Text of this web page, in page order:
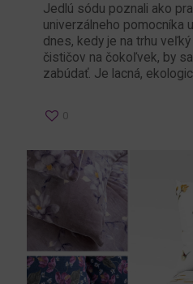
Jedlú sódu poznali ako
univerzálneho pomocníka
dnes, kedy je na trhu
čističov na čokoľvek, by
zabúdať. Je lacná,
0